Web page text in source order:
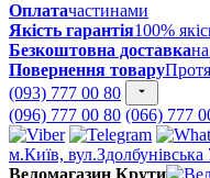
Оплатачастинами
Якість гарантія100%
Безкоштовна доставка
Повернення товару
(093) 777 00 80
(096) 777 00 80 (066) 777
м.Київ, вул.Здолбунівська
Веломагазин Крути